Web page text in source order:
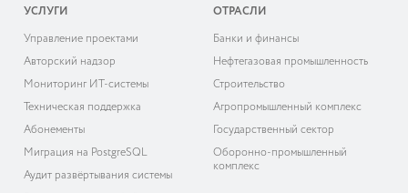
УСЛУГИ
Управление проектами
Авторский надзор
Мониторинг ИТ-системы
Техническая поддержка
Абонементы
Миграция на PostgreSQL
Аудит развёртывания системы
ОТРАСЛИ
Банки и финансы
Нефтегазовая промышленность
Строительство
Агропромышленный комплекс
Государственный сектор
Оборонно-промышленный
комплекс